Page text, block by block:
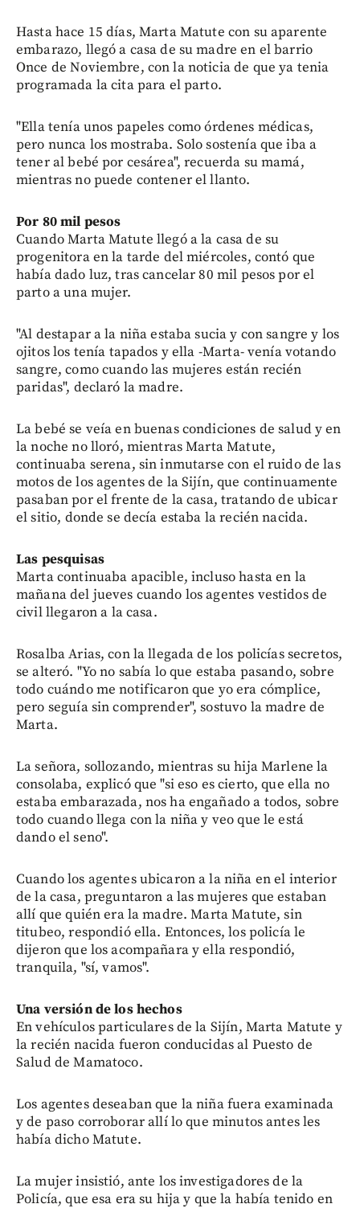
Hasta hace 15 días, Marta Matute con su aparente
embarazo, llegó a casa de su madre en el barrio
Once de Noviembre, con la noticia de que ya tenia
programada la cita para el parto.
"Ella tenía unos papeles como órdenes médicas,
pero nunca los mostraba. Solo sostenía que iba a
tener al bebé por cesárea", recuerda su mamá,
mientras no puede contener el llanto.
Por 80 mil pesos
Cuando Marta Matute llegó a la casa de su
progenitora en la tarde del miércoles, contó que
había dado luz, tras cancelar 80 mil pesos por el
parto a una mujer.
"Al destapar a la niña estaba sucia y con sangre y los
ojitos los tenía tapados y ella -Marta- venía votando
sangre, como cuando las mujeres están recién
paridas", declaró la madre.
La bebé se veía en buenas condiciones de salud y en
la noche no lloró, mientras Marta Matute,
continuaba serena, sin inmutarse con el ruido de las
motos de los agentes de la Sijín, que continuamente
pasaban por el frente de la casa, tratando de ubicar
el sitio, donde se decía estaba la recién nacida.
Las pesquisas
Marta continuaba apacible, incluso hasta en la
mañana del jueves cuando los agentes vestidos de
civil llegaron a la casa.
Rosalba Arias, con la llegada de los policías secretos,
se alteró. "Yo no sabía lo que estaba pasando, sobre
todo cuándo me notificaron que yo era cómplice,
pero seguía sin comprender", sostuvo la madre de
Marta.
La señora, sollozando, mientras su hija Marlene la
consolaba, explicó que "si eso es cierto, que ella no
estaba embarazada, nos ha engañado a todos, sobre
todo cuando llega con la niña y veo que le está
dando el seno".
Cuando los agentes ubicaron a la niña en el interior
de la casa, preguntaron a las mujeres que estaban
allí que quién era la madre. Marta Matute, sin
titubeo, respondió ella. Entonces, los policía le
dijeron que los acompañara y ella respondió,
tranquila, "sí, vamos".
Una versión de los hechos
En vehículos particulares de la Sijín, Marta Matute y
la recién nacida fueron conducidas al Puesto de
Salud de Mamatoco.
Los agentes deseaban que la niña fuera examinada
y de paso corroborar allí lo que minutos antes les
había dicho Matute.
La mujer insistió, ante los investigadores de la
Policía, que esa era su hija y que la había tenido en